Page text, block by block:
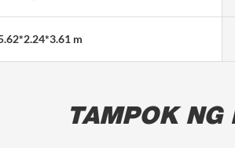
m
TAMPOK NG